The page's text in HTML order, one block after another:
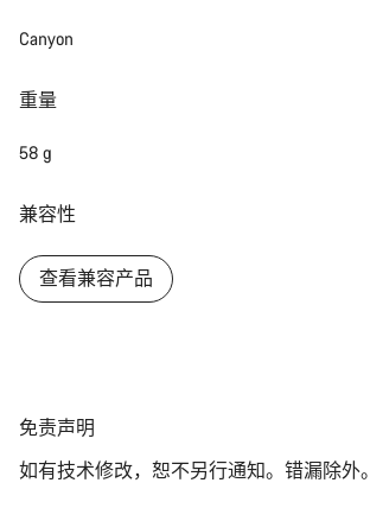
Canyon
重量
58 g
兼容性
查看兼容产品
免
声
免责声明
如有技术修改，恕不另行通知。错漏除外。